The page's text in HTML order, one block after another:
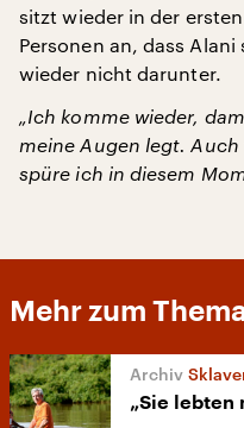
sitzt wieder in der
Personen an, dass
wieder nicht darunter.
„Ich komme wieder,
meine Augen legt.
spüre ich in diesem
Mehr zum
„Sie lebten